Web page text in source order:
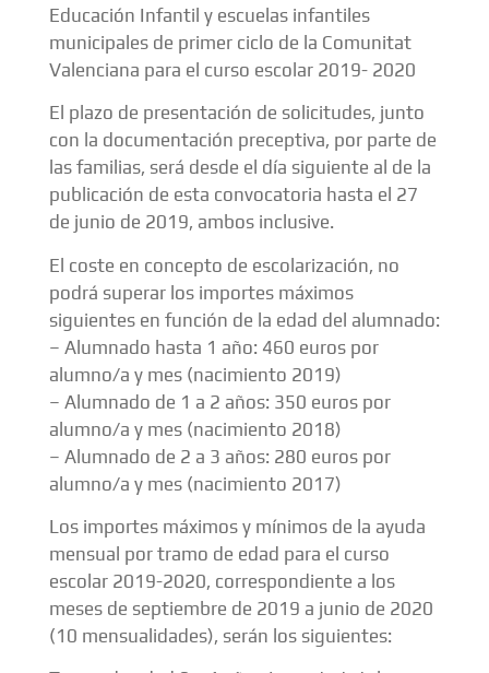
Educación Infantil y escuelas infantiles
municipales de primer ciclo de la Comunitat
Valenciana para el curso escolar 2019- 2020
El plazo de presentación de solicitudes, junto
con la documentación preceptiva, por parte de
las familias, será desde el día siguiente al de la
publicación de esta convocatoria hasta el 27
de junio de 2019, ambos inclusive.
El coste en concepto de escolarización, no
podrá superar los importes máximos
siguientes en función de la edad del alumnado:
– Alumnado hasta 1 año: 460 euros por
alumno/a y mes (nacimiento 2019)
– Alumnado de 1 a 2 años: 350 euros por
alumno/a y mes (nacimiento 2018)
– Alumnado de 2 a 3 años: 280 euros por
alumno/a y mes (nacimiento 2017)
Los importes máximos y mínimos de la ayuda
mensual por tramo de edad para el curso
escolar 2019-2020, correspondiente a los
meses de septiembre de 2019 a junio de 2020
(10 mensualidades), serán los siguientes: